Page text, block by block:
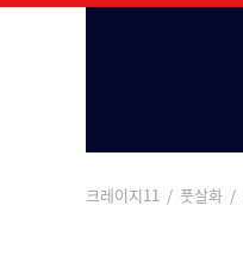
크레이지11 / 풋살화 /